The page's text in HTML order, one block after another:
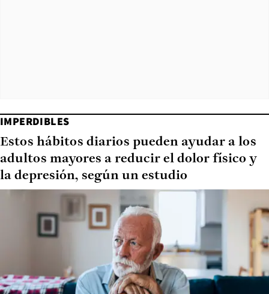
IMPERDIBLES
Estos hábitos diarios pueden ayudar a los
adultos mayores a reducir el dolor físico y
la depresión, según un estudio